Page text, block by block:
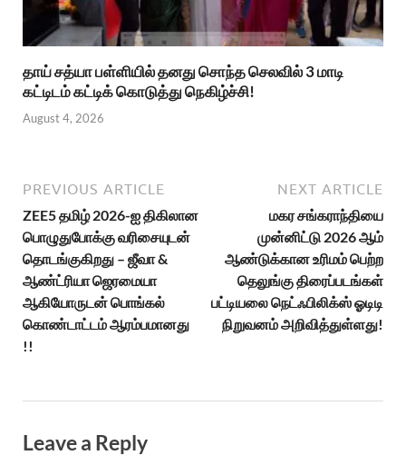
தாய் சத்யா பள்ளியில் தனது சொந்த செலவில் 3 மாடி
கட்டிடம் கட்டிக் கொடுத்து நெகிழ்ச்சி!
August 4, 2026
PREVIOUS ARTICLE
ZEE5 தமிழ் 2026-ஐ திகிலான
பொழுதுபோக்கு வரிசையுடன்
தொடங்குகிறது – ஜீவா &
ஆண்ட்ரியா ஜெரமையா
ஆகியோருடன் பொங்கல்
கொண்டாட்டம் ஆரம்பமானது
!!
NEXT ARTICLE
மகர சங்கராந்தியை
முன்னிட்டு 2026 ஆம்
ஆண்டுக்கான உரிமம் பெற்ற
தெலுங்கு திரைப்படங்கள்
பட்டியலை நெட்ஃபிலிக்ஸ் ஓடிடி
நிறுவனம் அறிவித்துள்ளது!
Leave a Reply